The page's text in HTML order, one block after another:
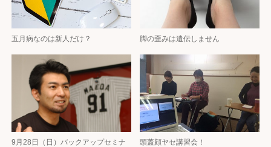
五月病なのは新人だけ？ 脚の歪みは遺伝しません
9月28日（日）バックアップセミナ
頭蓋顔ヤセ講習会！